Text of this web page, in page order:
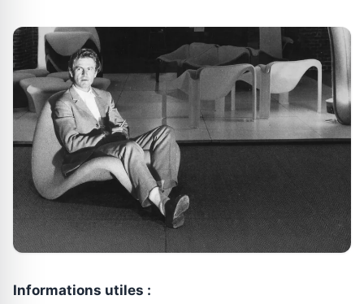
Informations utiles :